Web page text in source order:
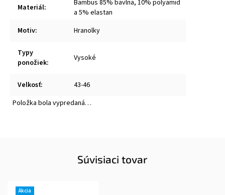
Materiál:
Bambus 85% bavlna, 10% polyamid
a 5% elastan
Motiv: Hranolky
Typy
ponožiek: Vysoké
Velkosť:
43-46
Položka bola vypredaná…
Súvisiaci tovar
Akcia